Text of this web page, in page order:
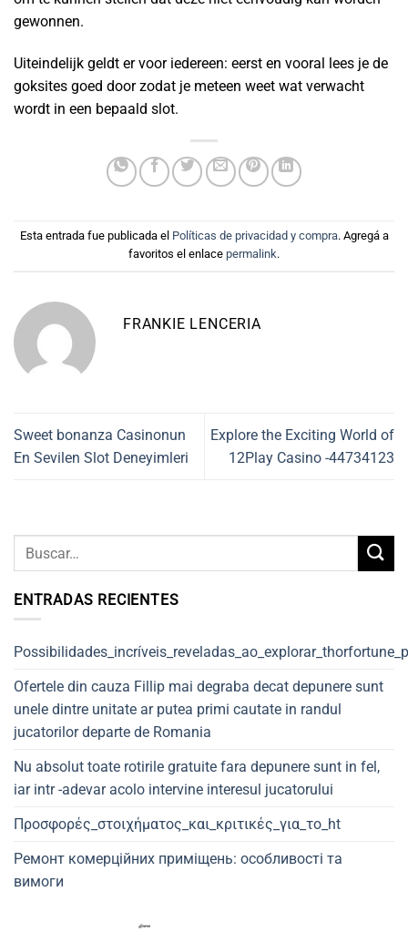
gewonnen.
Uiteindelijk geldt er voor iedereen: eerst en vooral lees je de
goksites goed door zodat je meteen weet wat verwacht
wordt in een bepaald slot.
Esta entrada fue publicada el Políticas de privacidad y compra. Agregá a
favoritos el enlace permalink.
FRANKIE LENCERIA
Sweet bonanza Casinonun
En Sevilen Slot Deneyimleri
Explore the Exciting World of
12Play Casino -44734123
ENTRADAS RECIENTES
Ofertele din cauza Fillip mai degraba decat depunere sunt
unele dintre unitate ar putea primi cautate in randul
jucatorilor departe de Romania
Nu absolut toate rotirile gratuite fara depunere sunt in fel,
iar intr -adevar acolo intervine interesul jucatorului
Προσφορές_στοιχήματος_και_κριτικές_για_το_ht
Ремонт комерційних приміщень: особливості та
вимоги